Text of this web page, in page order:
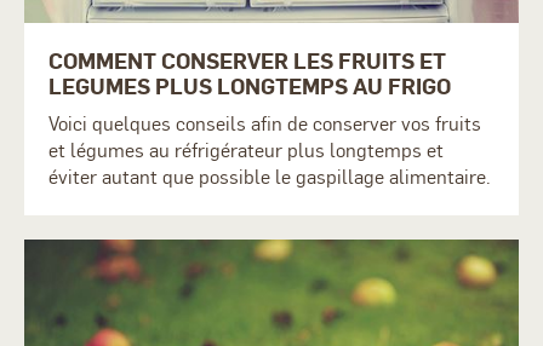
COMMENT CONSERVER LES FRUITS ET
LEGUMES PLUS LONGTEMPS AU FRIGO
Voici quelques conseils afin de conserver vos fruits
et légumes au réfrigérateur plus longtemps et
éviter autant que possible le gaspillage alimentaire.